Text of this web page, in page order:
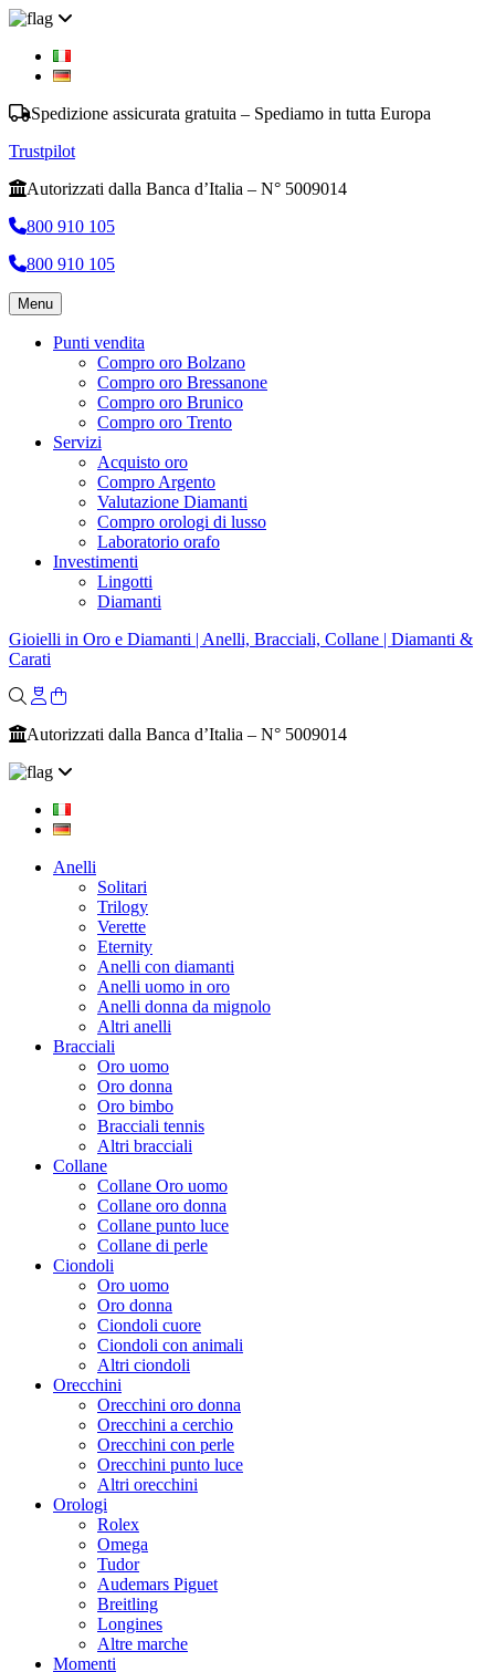
Spedizione assicurata gratuita – Spediamo in tutta Europa
Trustpilot
Autorizzati dalla Banca d’Italia – N° 5009014
800 910 105
800 910 105
Menu
Punti vendita
Compro oro Bolzano
Compro oro Bressanone
Compro oro Brunico
Compro oro Trento
Servizi
Acquisto oro
Compro Argento
Valutazione Diamanti
Compro orologi di lusso
Laboratorio orafo
Investimenti
Lingotti
Diamanti
Gioielli in Oro e Diamanti | Anelli, Bracciali, Collane | Diamanti &
Carati
Autorizzati dalla Banca d’Italia – N° 5009014
Anelli
Solitari
Trilogy
Verette
Eternity
Anelli con diamanti
Anelli uomo in oro
Anelli donna da mignolo
Altri anelli
Bracciali
Oro uomo
Oro donna
Oro bimbo
Bracciali tennis
Altri bracciali
Collane
Collane Oro uomo
Collane oro donna
Collane punto luce
Collane di perle
Ciondoli
Oro uomo
Oro donna
Ciondoli cuore
Ciondoli con animali
Altri ciondoli
Orecchini
Orecchini oro donna
Orecchini a cerchio
Orecchini con perle
Orecchini punto luce
Altri orecchini
Orologi
Rolex
Omega
Tudor
Audemars Piguet
Breitling
Longines
Altre marche
Momenti